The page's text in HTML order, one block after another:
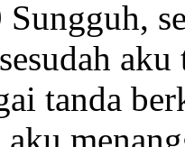
Sungguh,
tanda